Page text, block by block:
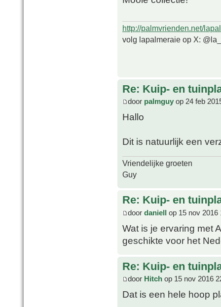
http://palmvrienden.net/
volg lapalmeraie op X:
Re: Kuip- en
door palmguy op 24 feb
Hallo
Dit is natuurlijk een
Vriendelijke groeten
Guy
Re: Kuip- en
door daniell op 15 nov 2016
Wat is je ervaring met
geschikte voor het
Re: Kuip- en
door Hitch op 15 nov 2016
Dat is een hele hoop